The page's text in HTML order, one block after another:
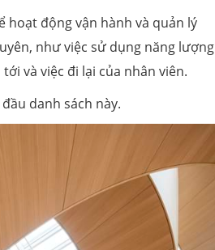
hoạt động vận hành và quản lý
như việc sử dụng năng lượng
và việc đi lại của nhân viên.
danh sách này.